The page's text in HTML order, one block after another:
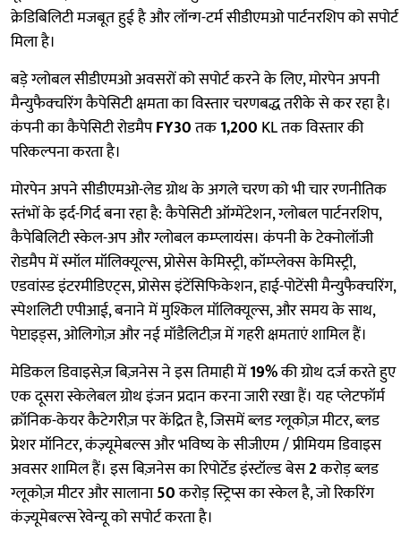
क्रेडिबिलिटी मजबूत हुई है और लॉन्ग-टर्म सीडीएमओ पार्टनरशिप को सपोर्ट
मिला है।
बड़े ग्लोबल सीडीएमओ अवसरों को सपोर्ट करने के लिए, मोरपेन अपनी
मैन्युफैक्चरिंग कैपेसिटी क्षमता का विस्तार चरणबद्ध तरीके से कर रहा है।
कंपनी का कैपेसिटी रोडमैपFY30तक1,200 KL तक विस्तार की
परिकल्पना करता है।
मोरपेन अपने सीडीएमओ-लेड ग्रोथ के अगले चरण को भी चार रणनीतिक
स्तंभों के इर्द-गिर्द बना रहा है: कैपेसिटी ऑग्मेंटेशन, ग्लोबल पार्टनरशिप,
कैपेबिलिटी स्केल-अप और ग्लोबल कम्प्लायंस। कंपनी के टेक्नोलॉजी
रोडमैप में स्मॉल मॉलिक्यूल्स, प्रोसेस केमिस्ट्री, कॉम्प्लेक्स केमिस्ट्री,
एडवांस्ड इंटरमीडिएट्स, प्रोसेस इंटेंसिफिकेशन, हाई-पोटेंसी मैन्युफैक्चरिंग,
स्पेशलिटी एपीआई, बनाने में मुश्किल मॉलिक्यूल्स, और समय के साथ,
पेप्टाइड्स, ओलिगोज़ और नई मॉडैलिटीज़ में गहरी क्षमताएं शामिल हैं।
मेडिकल डिवाइसेज़ बिज़नेस ने इस तिमाही में19%की ग्रोथ दर्ज करते हुए
एक दूसरा स्केलेबल ग्रोथ इंजन प्रदान करना जारी रखा हैं। यह प्लेटफॉर्म
क्रॉनिक-केयर कैटेगरीज़ पर केंद्रित है, जिसमें ब्लड ग्लूकोज़ मीटर, ब्लड
प्रेशर मॉनिटर, कंज़्यूमेबल्स और भविष्य के सीजीएम / प्रीमियम डिवाइस
अवसर शामिल हैं। इस बिज़नेस का रिपोर्टेड इंस्टॉल्ड बेस2करोड़ ब्लड
ग्लूकोज़ मीटर और सालाना50करोड़ स्ट्रिप्स का स्केल है, जो रिकरिंग
कंज़्यूमेबल्स रेवेन्यू को सपोर्ट करता है।